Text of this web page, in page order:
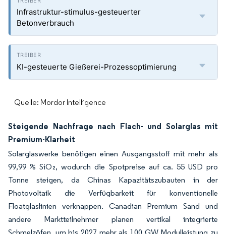
Infrastruktur-stimulus-gesteuerter
Betonverbrauch
KI-gesteuerte Gießerei-Prozessoptimierung
Quelle: Mordor Intelligence
Steigende Nachfrage nach Flach- und Solarglas mit
Premium-Klarheit
Solarglaswerke benötigen einen Ausgangsstoff mit mehr als
99,99 % SiO₂, wodurch die Spotpreise auf ca. 55 USD pro
Tonne steigen, da Chinas Kapazitätszubauten in der
Photovoltaik die Verfügbarkeit für konventionelle
Floatglaslinien verknappen. Canadian Premium Sand und
andere Marktteilnehmer planen vertikal integrierte